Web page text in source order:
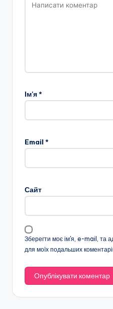
Ім'я*
Email *
Сайт
Зберегти моє ім'я, e-mail, та
для моїх подальших